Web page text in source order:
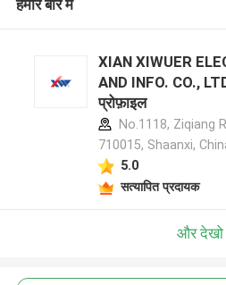
हमारे बारे में
XIAN XIWUER
AND INFO. CO., LTD
प्रोफ़ाइल
No.1118, Ziqiang
710015, Shaanxi,
5.0
सत्यापित प्रदायक
और देखो